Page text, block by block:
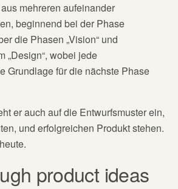
mehreren aufeinander
beginnend bei der Phase
die Phasen „Vision“ und
„Design“, wobei jede
Grundlage für die nächste Phase
er auch auf die Entwurfsmuster ein,
und erfolgreichen Produkt stehen.
product ideas